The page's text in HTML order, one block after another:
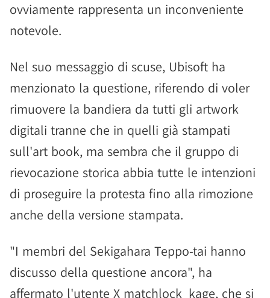
ovviamente rappresenta un inconveniente
notevole.
Nel suo messaggio di scuse, Ubisoft ha
menzionato la questione, riferendo di voler
rimuovere la bandiera da tutti gli artwork
digitali tranne che in quelli già stampati
sull'art book, ma sembra che il gruppo di
rievocazione storica abbia tutte le intenzioni
di proseguire la protesta fino alla rimozione
anche della versione stampata.
"I membri del Sekigahara Teppo-tai hanno
discusso della questione ancora", ha
affermato l'utente X matchlock_kage, che si